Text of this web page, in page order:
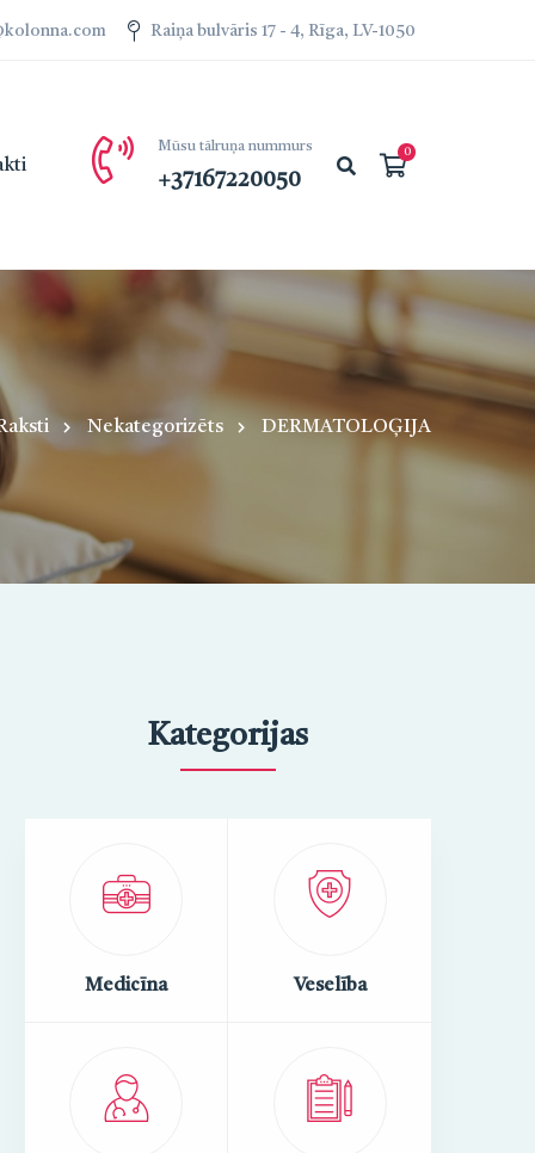
Raiņa bulvāris 17 - 4, Rīga, LV-1050
Mūsu tālruņa nummurs
+37167220050
Nekategorizēts DERMATOLOĢIJA
Kategorijas
Medicīna Veselība